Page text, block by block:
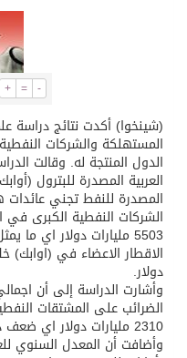
ثلة من الضابطات في
كسوة الكعبة تعتلي
+ = -
(شينخوا) أكدت نتائج دراسة
المستهلكة والشركات
الدول المنتجة له. وقالت
العربية المصدرة للبترول
المصدرة للنفط تجني عائدات
5503 مليارات دولار اي
دولار.
وأشارت الدراسة إلى أن
الضرائب على المشتقات
2310 مليارات دولار اي ضعف دخل الاقطار الاعضاء في (اوابك).
وأضافت أن المعدل السنوي